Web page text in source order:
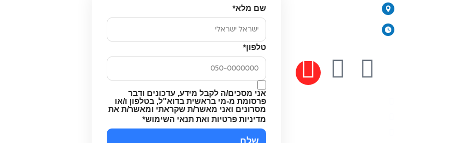
שם מלא*
טלפון*
אני מסכים/ה לקבל מידע, עדכונים ודבר
פרסומת מ-מי בראשית בדוא"ל, בטלפון ו/או
מסרונים ואני מאשר/ת שקראתי ומאשר/ת את
מדיניות פרטיות ואת תנאי השימוש*